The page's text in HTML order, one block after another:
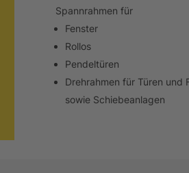
Spannrahmen für
Fenster
Rollos
Pendeltüren
Drehrahmen für Türen und
sowie Schiebeanlagen